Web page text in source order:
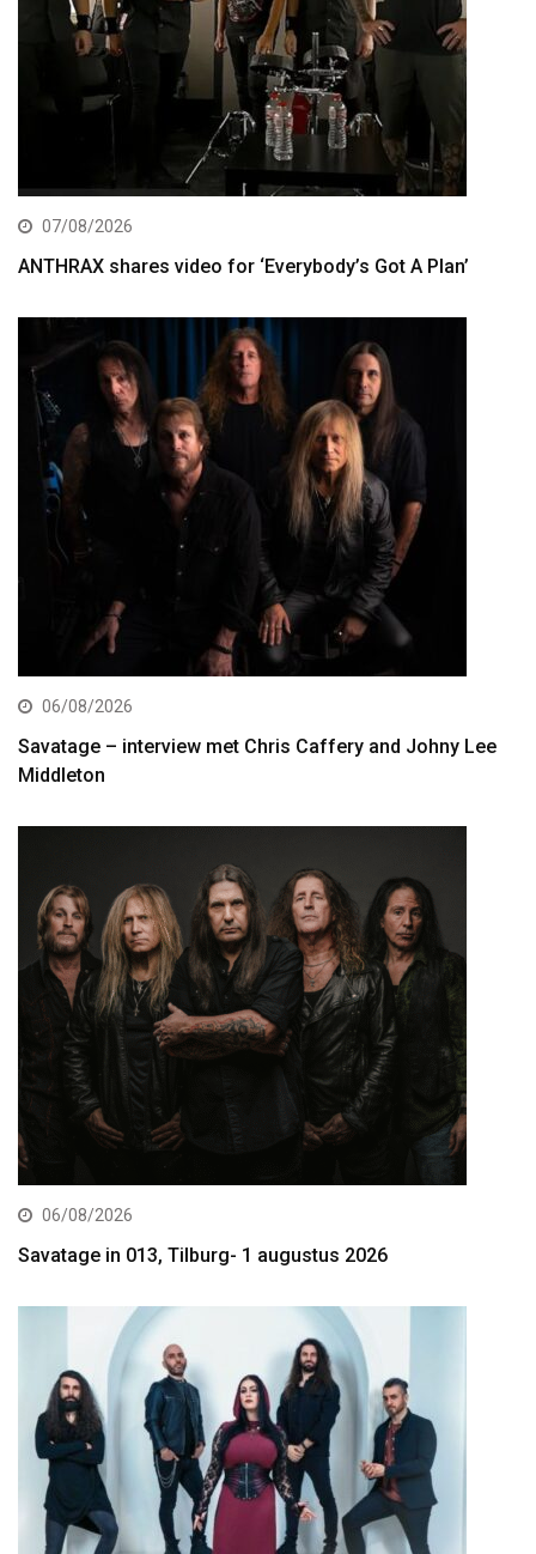
07/08/2026
ANTHRAX shares video for ‘Everybody’s Got A Plan’
06/08/2026
Savatage – interview met Chris Caffery and Johny Lee
Middleton
06/08/2026
Savatage in 013, Tilburg- 1 augustus 2026